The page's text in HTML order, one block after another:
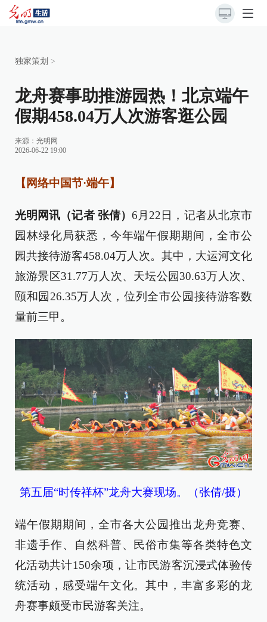
独家策划 >
龙舟赛事助推游园热！北京端午
假期458.04万人次游客逛公园
来源： 光明网
2026-06-22 19:00
【网络中国节·端午】
光明网讯（记者 张倩）6月22日，记者从北京市
园林绿化局获悉，今年端午假期期间，全市公
园共接待游客458.04万人次。其中，大运河文化
旅游景区31.77万人次、天坛公园30.63万人次、
颐和园26.35万人次，位列全市公园接待游客数
量前三甲。
第五届“时传祥杯”龙舟大赛现场。（张倩/摄）
端午假期期间，全市各大公园推出龙舟竞赛、
非遗手作、自然科普、民俗市集等各类特色文
化活动共计150余项，让市民游客沉浸式体验传
统活动，感受端午文化。其中，丰富多彩的龙
舟赛事颇受市民游客关注。